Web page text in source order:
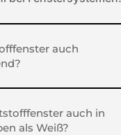
auch
auch in
als Weiß?